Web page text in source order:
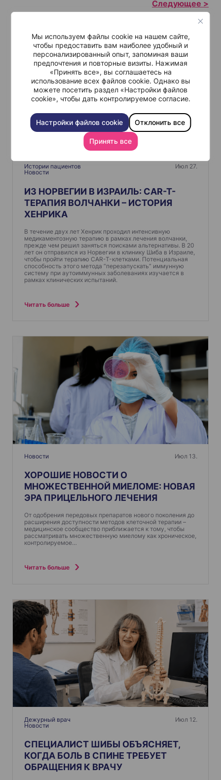
Мы используем файлы cookie на нашем сайте,
чтобы предоставить вам наиболее удобный и
персонализированный опыт, запоминая ваши
предпочтения и повторные визиты. Нажимая
«Принять все», вы соглашаетесь на
использование всех файлов cookie. Однако вы
можете посетить раздел «Настройки файлов
cookie», чтобы дать контролируемое согласие.
Настройки файлов cookie Отклонить все
Принять все
в
Похожие
Истории пациентов
Новости
Июл 27.
ИЗ НОРВЕГИИ В ИЗРАИЛЬ: CAR-T-
ТЕРАПИЯ ВОЛЧАНКИ – ИСТОРИЯ
ХЕНРИКА
В течение двух лет Хенрик проходил интенсивную
медикаментозную терапию в рамках лечения волчанки,
прежде чем решил заняться поисками альтернативы. В 20
лет он отправился из Норвегии в клинику Шиба в Израиле,
чтобы пройти терапию CAR-T-клетками. Потенциальная
способность этого метода “перезапускать” иммунную
систему при аутоиммунных заболеваниях изучается в
рамках клинических испытаний.
Читать больше
Новости Июл 13.
ХОРОШИЕ НОВОСТИ О
МНОЖЕСТВЕННОЙ МИЕЛОМЕ: НОВАЯ
ЭРА ПРИЦЕЛЬНОГО ЛЕЧЕНИЯ
От одобрения передовых препаратов нового поколения до
расширения доступности методов клеточной терапии –
медицинское сообщество приближается к тому, чтобы
рассматривать множественную миелому как хроническое,
контролируемое…
Читать больше
Дежурный врач
Новости
Июл 12.
СПЕЦИАЛИСТ ШИБЫ ОБЪЯСНЯЕТ,
КОГДА БОЛЬ В СПИНЕ ТРЕБУЕТ
ОБРАЩЕНИЯ К ВРАЧУ